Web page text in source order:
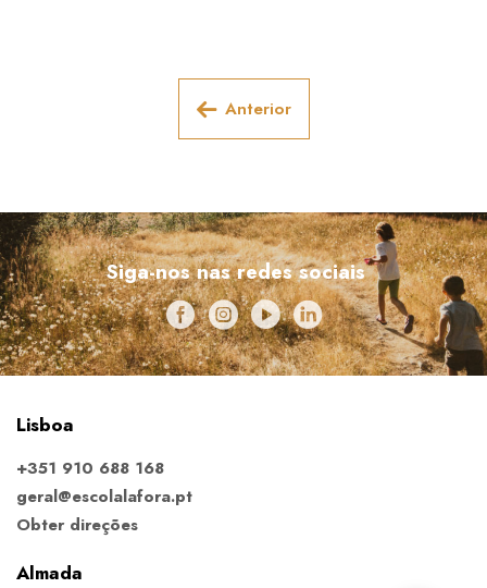
Anterior
Siga-nos nas redes sociais
Lisboa
+351 910 688 168
geral@escolalafora.pt
Obter direções
Almada